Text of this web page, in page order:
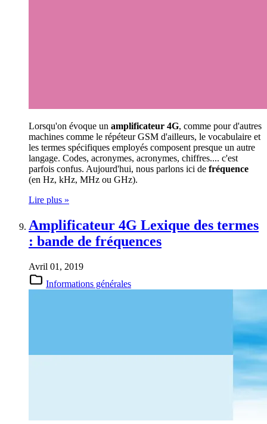
Lorsqu'on évoque un amplificateur 4G, comme pour d'autres
machines comme le répéteur GSM d'ailleurs, le vocabulaire et
les termes spécifiques employés composent presque un autre
langage. Codes, acronymes, acronymes, chiffres.... c'est
parfois confus. Aujourd'hui, nous parlons ici de fréquence
(en Hz, kHz, MHz ou GHz).
Lire plus »
Amplificateur 4G Lexique des termes
: bande de fréquences
Avril 01, 2019
Informations générales